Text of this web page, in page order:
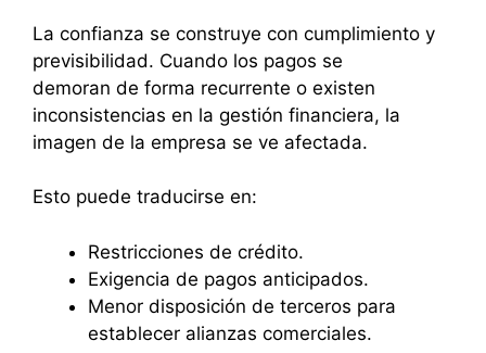
La confianza se construye con cumplimiento y
previsibilidad. Cuando los pagos se
demoran de forma recurrente o existen
inconsistencias en la gestión financiera, la
imagen de la empresa se ve afectada.
Esto puede traducirse en:
Restricciones de crédito.
Exigencia de pagos anticipados.
Menor disposición de terceros para
establecer alianzas comerciales.